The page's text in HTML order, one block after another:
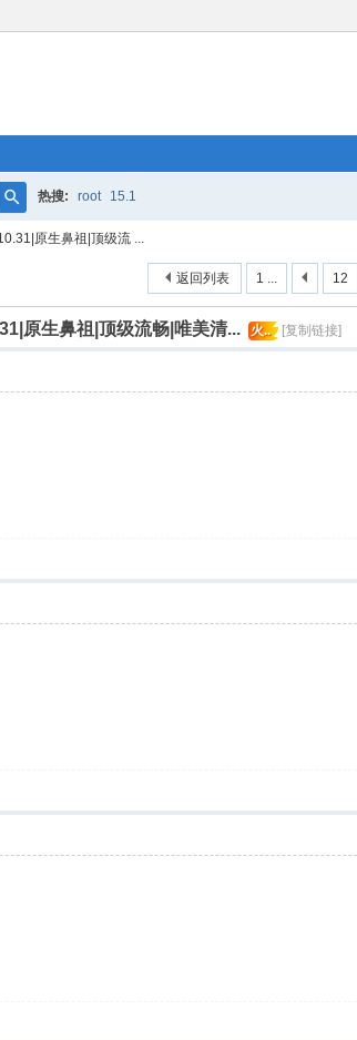
搜
热搜: root 15.1
原生鼻祖|顶级流 ...
1 ... 12
返回列表
原生鼻祖|顶级流畅|唯美清... 火.. [复制链接]